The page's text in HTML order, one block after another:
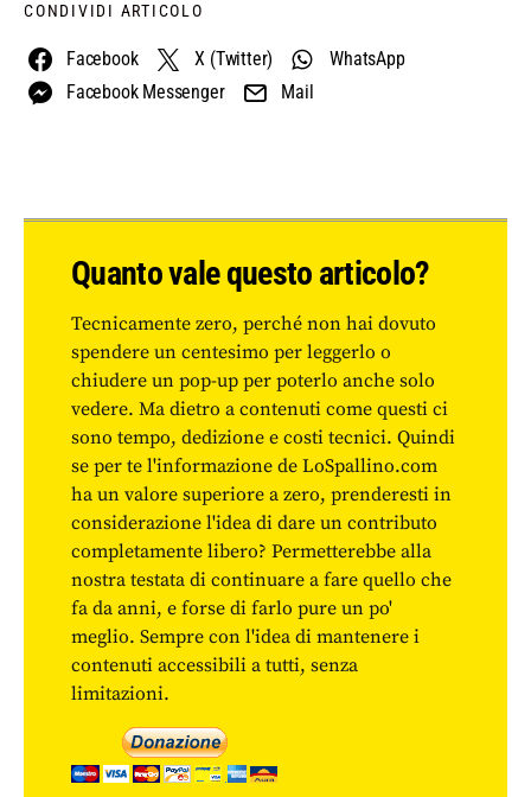
CONDIVIDI ARTICOLO
Facebook X (Twitter)
WhatsApp
Facebook Messenger
Mail
Quanto vale questo articolo?
Tecnicamente zero, perché non hai dovuto
spendere un centesimo per leggerlo o
chiudere un pop-up per poterlo anche solo
vedere. Ma dietro a contenuti come questi ci
sono tempo, dedizione e costi tecnici. Quindi
se per te l'informazione de LoSpallino.com
ha un valore superiore a zero, prenderesti in
considerazione l'idea di dare un contributo
completamente libero? Permetterebbe alla
nostra testata di continuare a fare quello che
fa da anni, e forse di farlo pure un po'
meglio. Sempre con l'idea di mantenere i
contenuti accessibili a tutti, senza
limitazioni.